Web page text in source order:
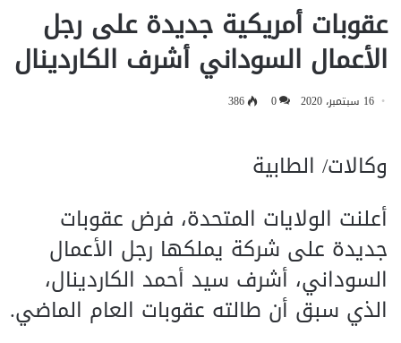
عقوبات أمريكية جديدة على رجل
الأعمال السوداني أشرف الكاردينال
16 سبتمبر، 2020 0
386
وكالات/ الطابية
أعلنت الولايات المتحدة، فرض عقوبات
جديدة على شركة يملكها رجل الأعمال
السوداني، أشرف سيد أحمد الكاردينال،
الذي سبق أن طالته عقوبات العام الماضي.